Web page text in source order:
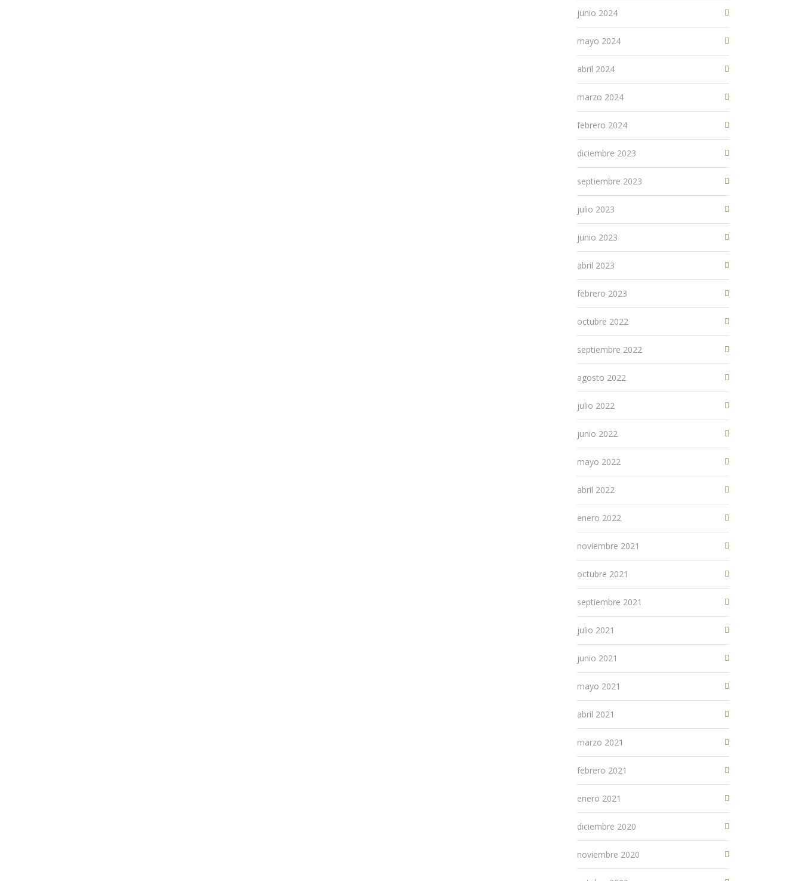
junio 2024
mayo 2024
abril 2024
marzo 2024
febrero 2024
diciembre 2023
septiembre 2023
julio 2023
junio 2023
abril 2023
febrero 2023
octubre 2022
septiembre 2022
agosto 2022
julio 2022
junio 2022
mayo 2022
abril 2022
enero 2022
noviembre 2021
octubre 2021
septiembre 2021
julio 2021
junio 2021
mayo 2021
abril 2021
marzo 2021
febrero 2021
enero 2021
diciembre 2020
noviembre 2020